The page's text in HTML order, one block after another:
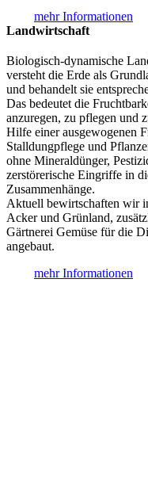
mehr Informationen
Landwirtschaft
Biologisch-dynamische
versteht die Erde als
und behandelt sie
Das bedeutet die
anzuregen, zu pflegen und
Hilfe einer ausgewogenen
Stalldungpflege und
ohne Mineraldünger,
zerstörerische Eingriffe in
Zusammenhänge.
Aktuell bewirtschaften wir
Acker und Grünland,
Gärtnerei Gemüse für die
angebaut.
mehr Informationen